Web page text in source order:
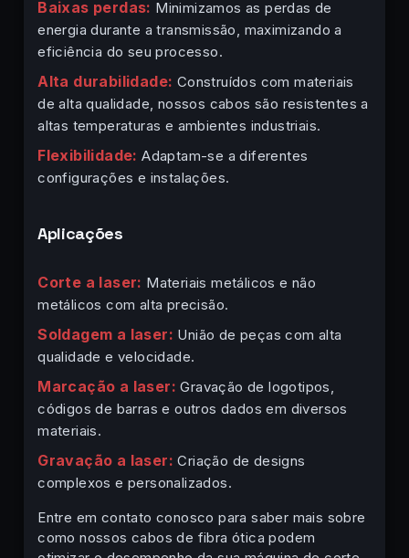
Baixas perdas: Minimizamos as perdas de
energia durante a transmissão, maximizando a
eficiência do seu processo.
Alta durabilidade: Construídos com materiais
de alta qualidade, nossos cabos são resistentes a
altas temperaturas e ambientes industriais.
Flexibilidade: Adaptam-se a diferentes
configurações e instalações.
Aplicações
Corte a laser: Materiais metálicos e não
metálicos com alta precisão.
Soldagem a laser: União de peças com alta
qualidade e velocidade.
Marcação a laser: Gravação de logotipos,
códigos de barras e outros dados em diversos
materiais.
Gravação a laser: Criação de designs
complexos e personalizados.
Entre em contato conosco para saber mais sobre
como nossos cabos de fibra ótica podem